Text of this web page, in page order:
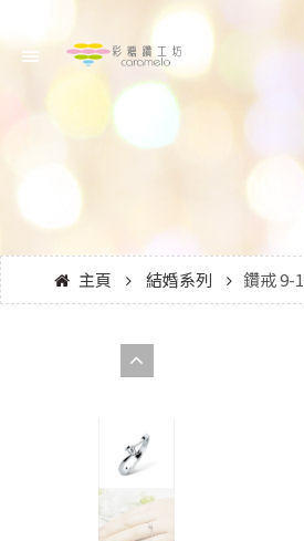
主頁 結婚系列 鑽戒 9-